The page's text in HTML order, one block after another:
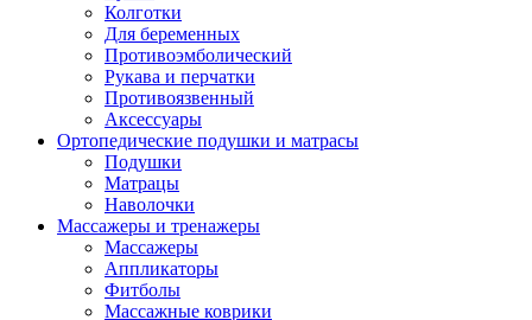
Колготки
Для беременных
Противоэмболический
Рукава и перчатки
Противоязвенный
Аксессуары
Ортопедические подушки и матрасы
Подушки
Матрацы
Наволочки
Массажеры и тренажеры
Массажеры
Аппликаторы
Фитболы
Массажные коврики